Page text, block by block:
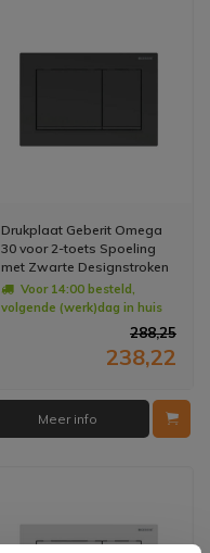
Drukplaat Geberit Omega
30 voor 2-toets Spoeling
met Zwarte Designstroken
Mat Zwart
Voor 14:00 besteld,
volgende (werk)dag in huis
288,25
238,22
Meer info